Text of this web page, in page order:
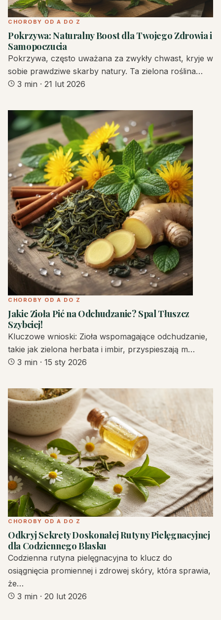
CHOROBY OD A DO Z
Pokrzywa: Naturalny Boost dla Twojego Zdrowia i
Samopoczucia
Pokrzywa, często uważana za zwykły chwast, kryje w
sobie prawdziwe skarby natury. Ta zielona roślina…
3 min · 21 lut 2026
CHOROBY OD A DO Z
Jakie Zioła Pić na Odchudzanie? Spal Tłuszcz
Szybciej!
Kluczowe wnioski: Zioła wspomagające odchudzanie,
takie jak zielona herbata i imbir, przyspieszają m…
3 min · 15 sty 2026
CHOROBY OD A DO Z
Odkryj Sekrety Doskonałej Rutyny Pielęgnacyjnej
dla Codziennego Blasku
Codzienna rutyna pielęgnacyjna to klucz do
osiągnięcia promiennej i zdrowej skóry, która sprawia,
że…
3 min · 20 lut 2026